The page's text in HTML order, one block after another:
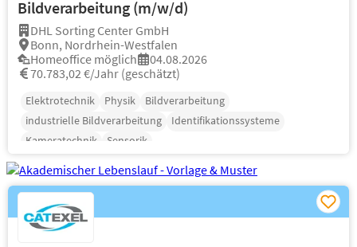
Bildverarbeitung (m/w/d)
DHL Sorting Center GmbH
Bonn, Nordrhein-Westfalen
Homeoffice möglich
04.08.2026
70.783,02 €/Jahr (geschätzt)
Elektrotechnik Physik
Bildverarbeitung
industrielle Bildverarbeitung
Identifikationssysteme
Kameratechnik
Sensorik